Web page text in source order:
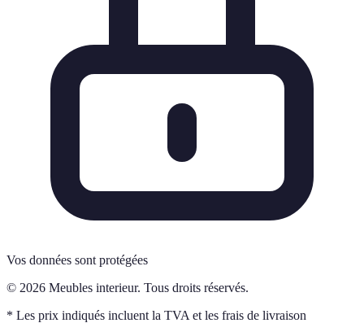
Vos données sont protégées
© 2026 Meubles interieur. Tous droits réservés.
* Les prix indiqués incluent la TVA et les frais de livraison